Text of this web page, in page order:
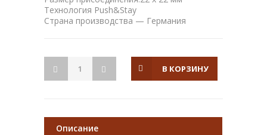
Технология Push&Stay
Страна производства — Германия
В КОРЗИНУ
Описание